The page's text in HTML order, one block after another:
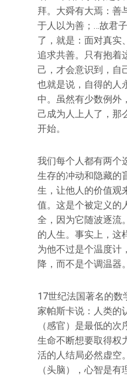
拜。大舜有大焉：善
于人以为善；…故君
了，就是：面对真实
追求共善。只有抱着
己，才会意识到，自
也就是说，自得的人
中。虽然有少数例外
己成为人上人了，那
开始。
我们每个人都有两个
生存的冲动和隐藏的
生，让他人的价值观
值。这是个被定义的
全，因为它随波逐流
的人生。事实上，这
为他不过是个温度计
降，而不是个调温器。
17世纪法国著名的数
家帕斯卡说：人类的
（感官）是最低的
生命不断想要取得权
活的人结局必然虚空
（头脑），心智是